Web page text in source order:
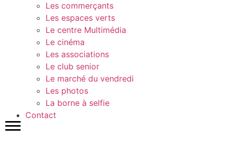
Les commerçants
Les espaces verts
Le centre Multimédia
Le cinéma
Les associations
Le club senior
Le marché du vendredi
Les photos
La borne à selfie
Contact